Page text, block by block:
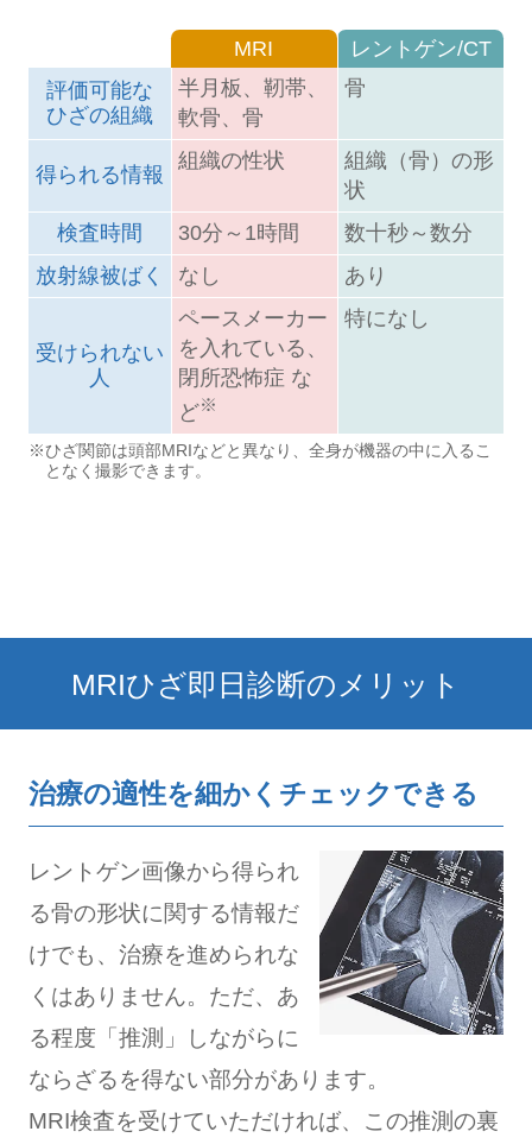
MRI
レントゲン/CT
評価可能な
ひざの組織
半月板、靭帯、
軟骨、骨
骨
得られる情報
組織の性状
組織（骨）の形
状
検査時間
30分～1時間
数十秒～数分
放射線被ばく
なし あり
受けられない
人
ペースメーカー
を入れている、
閉所恐怖症 な
ど※
特になし
※ひざ関節は頭部MRIなどと異なり、全身が機器の中に入るこ
となく撮影できます。
MRIひざ即日診断のメリット
治療の適性を細かくチェックできる
レントゲン画像から得られ
る骨の形状に関する情報だ
けでも、治療を進められな
くはありません。ただ、あ
る程度「推測」しながらに
ならざるを得ない部分があります。
MRI検査を受けていただければ、この推測の裏